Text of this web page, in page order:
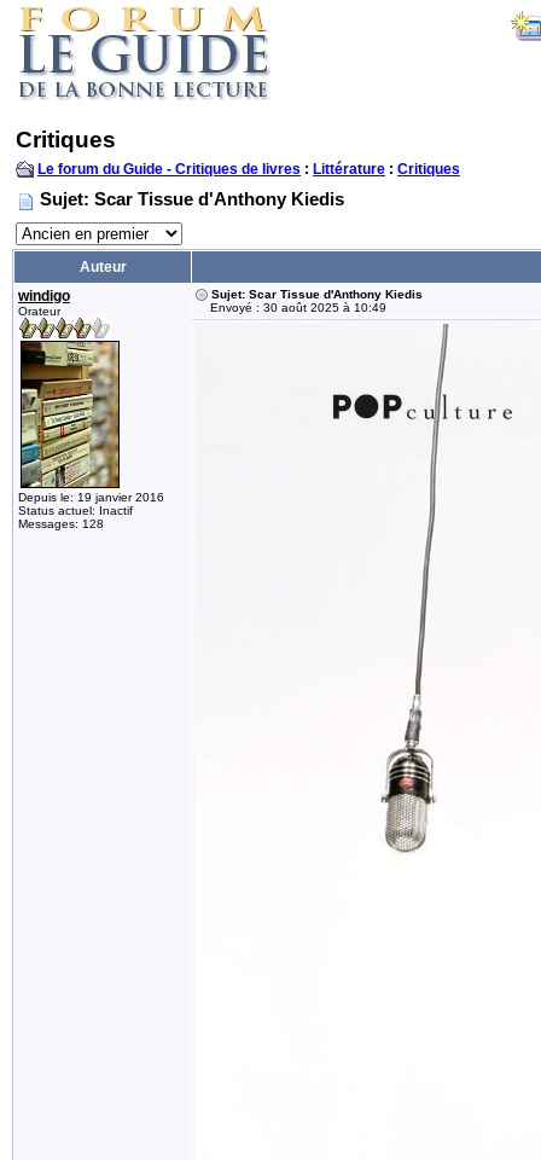
Critiques
Le forum du Guide - Critiques de livres : Littérature : Critiques
Sujet: Scar Tissue d'Anthony Kiedis
Auteur
windigo
Orateur
Depuis le: 19 janvier 2016
Status actuel: Inactif
Messages: 128
Sujet: Scar Tissue d'Anthony Kiedis
Envoyé : 30 août 2025 à 10:49